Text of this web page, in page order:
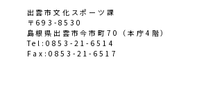
出雲市文化スポーツ課
〒693-8530
島根県出雲市今市町70（本庁4階）
Tel:0853-21-6514
Fax:0853-21-6517